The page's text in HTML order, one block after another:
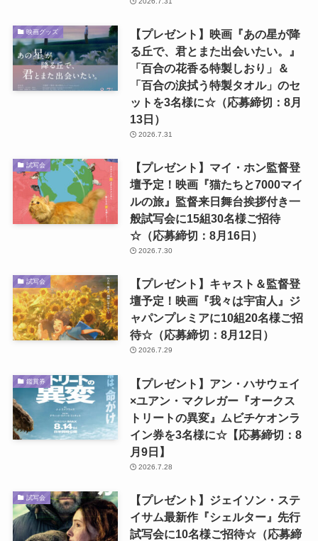
映画グッズ
【プレゼント】映画『あの星が降
る丘で、君とまた出会いたい。』
「百合の花香る特製しおり」＆
「百合の涙拭う特製タオル」のセ
ットを3名様に☆（応募締切：8月
13日）
2026.7.31
試写会
【プレゼント】マイ・ホン監督登
壇予定！映画『猫たちと7000マイ
ルの旅』監督来日舞台挨拶付き一
般試写会に15組30名様ご招待
☆（応募締切：8月16日）
2026.7.30
試写会
【プレゼント】キャスト＆監督登
壇予定！映画『我々は宇宙人』ジ
ャパンプレミアに10組20名様ご招
待☆（応募締切：8月12日）
2026.7.29
鑑賞券
【プレゼント】アン・ハサウェイ
×ユアン・マクレガー『オークス
トリートの異変』ムビチケオンラ
イン券を3名様に☆【応募締切：8
月9日】
2026.7.28
試写会
【プレゼント】ジェイソン・ステ
イサム最新作『シェルター』先行
試写会に10名様ご招待☆（応募締